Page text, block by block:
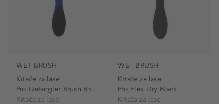
WET BRUSH
Krtače za lase
Pro Detangler Brush Royal Blue
Krtača za lase
WET BRUSH
Krtače za lase
Pro Flex Dry Black
Krtača za lase